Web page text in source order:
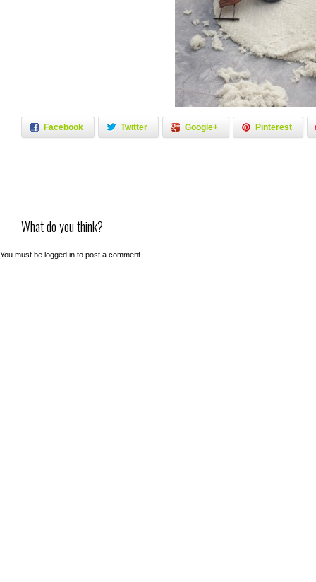
Facebook Twitter Google+ Pinterest
What do you think?
You must be logged in to post a comment.